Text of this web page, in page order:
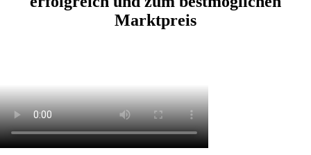
Marktpreis